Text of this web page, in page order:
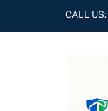
CALL US: